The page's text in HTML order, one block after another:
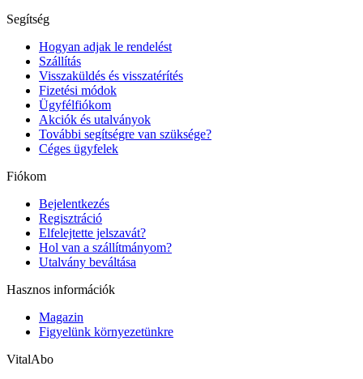
Segítség
Hogyan adjak le rendelést
Szállítás
Visszaküldés és visszatérítés
Fizetési módok
Ügyfélfiókom
Akciók és utalványok
További segítségre van szüksége?
Céges ügyfelek
Fiókom
Bejelentkezés
Regisztráció
Elfelejtette jelszavát?
Hol van a szállítmányom?
Utalvány beváltása
Hasznos információk
Magazin
Figyelünk környezetünkre
VitalAbo